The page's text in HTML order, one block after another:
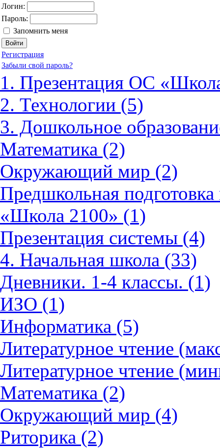
Логин:
Пароль:
Запомнить меня
Регистрация
Забыли свой пароль?
1. Презентация ОС
2. Технологии (5)
3. Дошкольное
Математика (2)
Окружающий мир (2)
Предшкольная
«Школа 2100» (1)
Презентация системы (4)
4. Начальная школа (33)
Дневники. 1-4 классы. (1)
ИЗО (1)
Информатика (5)
Литературное чтение
Литературное чтение
Математика (2)
Окружающий мир (4)
Риторика (2)